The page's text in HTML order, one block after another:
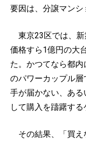
要因は、分譲マンシ
東京23区では、新
価格すら1億円の大
た。かつてなら都
のパワーカップル層
手が届かない、あ
して購入を躊躇する
その結果、「買え